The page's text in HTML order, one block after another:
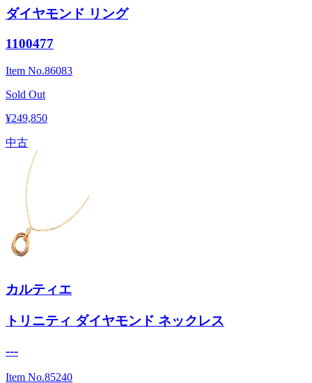
ダイヤモンド リング
1100477
Item No.86083
Sold Out
¥249,850
中古
カルティエ
トリニティ ダイヤモンド ネックレス
---
Item No.85240